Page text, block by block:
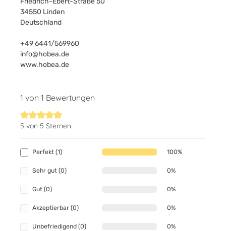
34550 Linden
Deutschland
+49 6441/569960
info@hobea.de
www.hobea.de
1 von 1 Bewertungen
Durchschnittliche Bewertung von 5 von 5 Sternen
5 von 5 Sternen
Perfekt (1) 100%
Sehr gut (0) 0%
Gut (0) 0%
Akzeptierbar (0) 0%
Unbefriedigend (0) 0%